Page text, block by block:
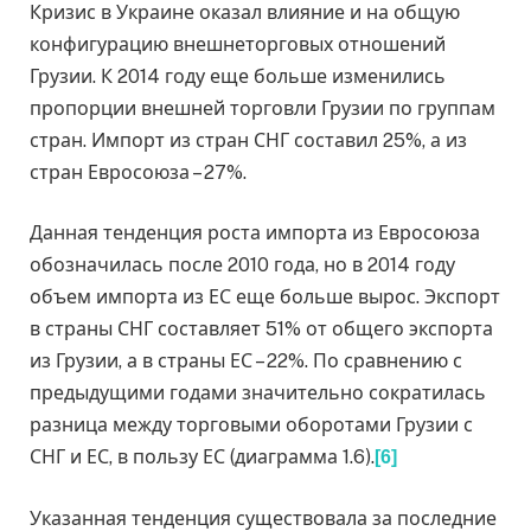
Кризис в Украине оказал влияние и на общую
конфигурацию внешнеторговых отношений
Грузии. К 2014 году еще больше изменились
пропорции внешней торговли Грузии по группам
стран. Импорт из стран СНГ составил 25%, а из
стран Евросоюза – 27%.
Данная тенденция роста импорта из Евросоюза
обозначилась после 2010 года, но в 2014 году
объем импорта из ЕС еще больше вырос. Экспорт
в страны СНГ составляет 51% от общего экспорта
из Грузии, а в страны ЕС – 22%. По сравнению с
предыдущими годами значительно сократилась
разница между торговыми оборотами Грузии с
СНГ и ЕС, в пользу ЕС (диаграмма 1.6).[6]
Указанная тенденция существовала за последние